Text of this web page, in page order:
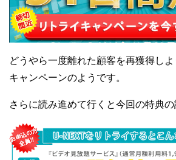
どうやら一度離れた顧客を再獲得し
キャンペーンのようです。
さらに読み進めて行くと今回の特典の